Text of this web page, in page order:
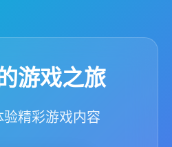
游戏之旅
精彩游戏内容